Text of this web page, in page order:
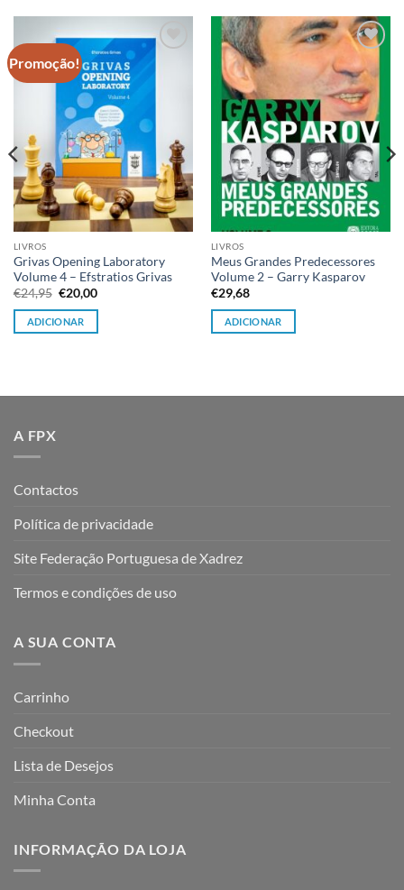
Promoção!
Adicionar
LIVROS
Grivas Opening Laboratory
Volume 4 – Efstratios Grivas
€24,95 O
preço
original
era:
€20,00O
atual
ADICIONAR
Adicionar
à lista de
desejos
LIVROS
Meus Grandes Predecessores
Volume 2 – Garry Kasparov
€29,68
ADICIONAR
A FPX
Contactos
Política de privacidade
Site Federação Portuguesa de Xadrez
Termos e condições de uso
A SUA CONTA
Carrinho
Checkout
Lista de Desejos
Minha Conta
INFORMAÇÃO DA LOJA